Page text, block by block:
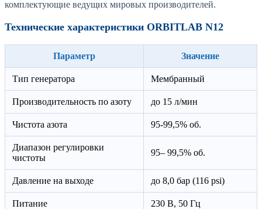
комплектующие ведущих мировых производителей.
Технические характеристики ORBITLAB N12
Параметр Значение
Тип генератора Мембранный
Производительность по азоту до 15 л/мин
Чистота азота 95-99,5% об.
Диапазон регулировки
чистоты
95– 99,5% об.
Давление на выходе до 8,0 бар (116 psi)
Питание 230 В, 50 Гц